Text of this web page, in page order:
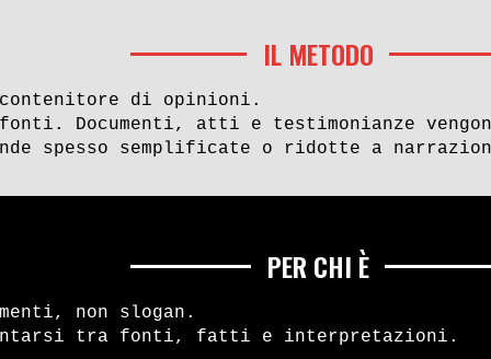
IL METODO
contenitore di opinioni.
Documenti, atti e testimonianze
spesso semplificate o ridotte a
PER CHI È
non slogan.
tra fonti, fatti e interpretazioni.